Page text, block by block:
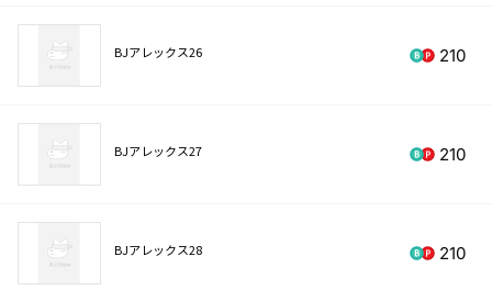
BJアレックス26 210
BJアレックス27 210
BJアレックス28 210